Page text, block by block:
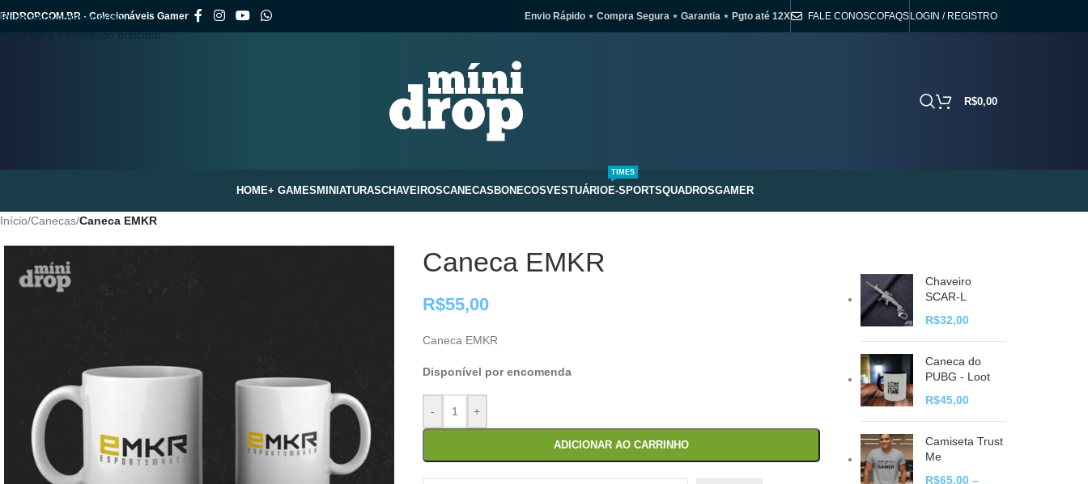
Pular para a navegação
Pular para o conteúdo principal
- Colecionáveis Gamer Envio Rápido ⋆ Compra Segura ⋆ Garantia ⋆ Pgto até 12X FALE CONOSCOFAQS LOGIN / REGISTRO
R$0,00
HOME+ GAMES MINIATURASCHAVEIROSCANECAS BONECOSVESTUÁRIOE-SPORTS
TIMES
QUADROSGAMER
Início/Canecas/Caneca EMKR
Caneca EMKR
R$55,00
Caneca EMKR
Disponível por encomenda
- +
ADICIONAR AO CARRINHO
Chaveiro
SCAR-L
R$32,00
Caneca do
PUBG - Loot
R$45,00
Camiseta Trust
Me
R$65,00 –